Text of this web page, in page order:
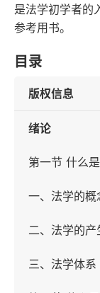
是法学初学者的
参考用书。
目录
版权信息
绪论
第一节 什么
一、法学的概
二、法学的
三、法学体系